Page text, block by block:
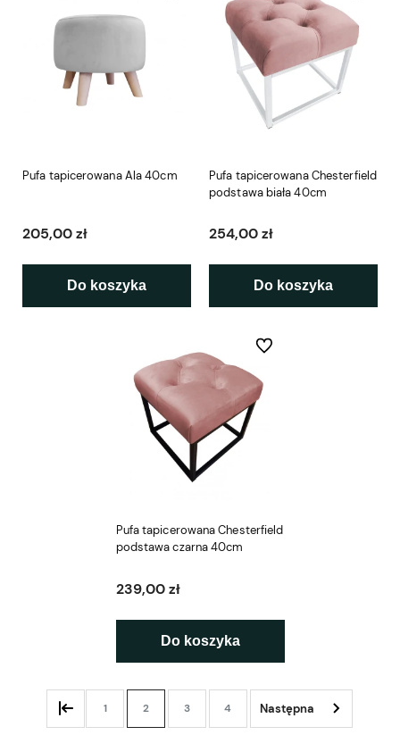
Pufa tapicerowana Ala 40cm
205,00 zł
Do koszyka
Pufa tapicerowana Chesterfield
podstawa biała 40cm
254,00 zł
Do koszyka
Pufa tapicerowana Chesterfield
podstawa czarna 40cm
239,00 zł
Do koszyka
Do ulubionych
1 2 3 4